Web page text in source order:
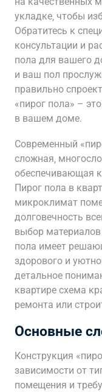
укладке‚ чтобы
Обратитесь к
консультации и
пола для вашего
и ваш пол
правильно
«пирог пола» –
в вашем доме.
Современный
сложная‚
обеспечивающая
Пирог пола в
микроклимат
долговечность
выбор материалов
пола имеет
здорового и
детальное
квартире схема
ремонта или
Основные
Конструкция
зависимости от
помещения и